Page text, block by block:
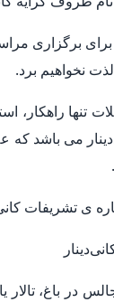
برای برگزاری
نخواهیم برد.
تنها راهکار،
می باشد که
ی تشریفات
در باغ،